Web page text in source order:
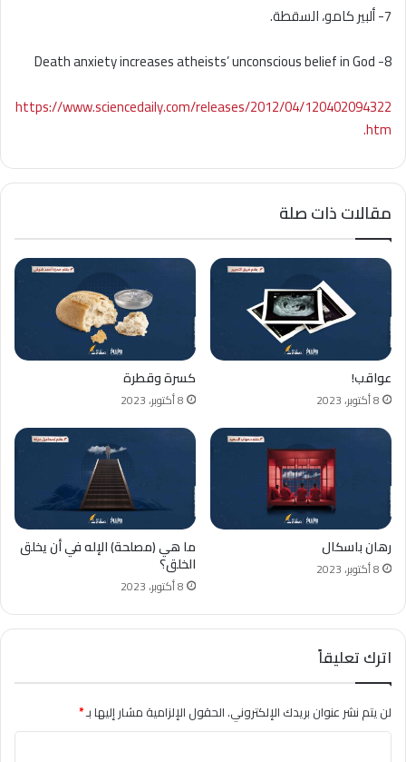
7- ألبير كامو، السقطة.
8- Death anxiety increases atheists’ unconscious belief in God
https://www.sciencedaily.com/releases/2012/04/120402094322
.htm
مقالات ذات صلة
عواقب!
8 أكتوبر، 2023
كسرة وقطرة
8 أكتوبر، 2023
رهان باسكال
8 أكتوبر، 2023
ما هي (مصلحة) الإله في أن يخلق
الخلق؟
8 أكتوبر، 2023
اترك تعليقاً
لن يتم نشر عنوان بريدك الإلكتروني.الحقول الإلزامية مشار إليها بـ*